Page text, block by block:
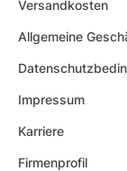
Versandkosten
Allgemeine
Impressum
Karriere
Firmenprofil